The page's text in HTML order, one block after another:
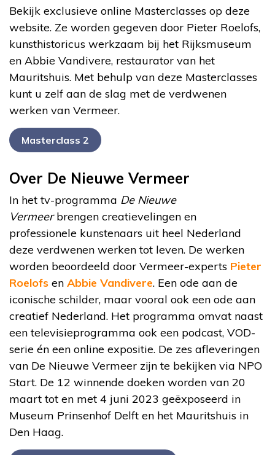
Bekijk exclusieve online Masterclasses op deze
website. Ze worden gegeven door Pieter Roelofs,
kunsthistoricus werkzaam bij het Rijksmuseum
en Abbie Vandivere, restaurator van het
Mauritshuis. Met behulp van deze Masterclasses
kunt u zelf aan de slag met de verdwenen
werken van Vermeer.
Masterclass 2
Over De Nieuwe Vermeer
In het tv-programma De Nieuwe
Vermeerbrengen creatievelingen en
professionele kunstenaars uit heel Nederland
deze verdwenen werken tot leven. De werken
worden beoordeeld door Vermeer-experts Pieter
Roelofs en Abbie Vandivere. Een ode aan de
iconische schilder, maar vooral ook een ode aan
creatief Nederland. Het programma omvat naast
een televisieprogramma ook een podcast, VOD-
serie én een online expositie. De zes afleveringen
van De Nieuwe Vermeer zijn te bekijken via NPO
Start. De 12 winnende doeken worden van 20
maart tot en met 4 juni 2023 geëxposeerd in
Museum Prinsenhof Delft en het Mauritshuis in
Den Haag.